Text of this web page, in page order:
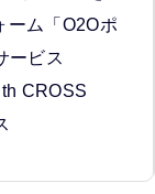
ーム「O2Oポ
ービス
CROSS